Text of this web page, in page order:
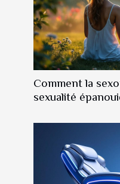
Comment la
sexualité